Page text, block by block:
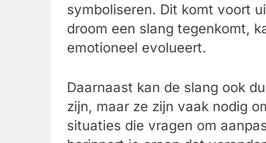
symboliseren. Dit komt voort
droom een slang tegenkomt,
emotioneel evolueert.
Daarnaast kan de slang ook
zijn, maar ze zijn vaak nodig
situaties die vragen om